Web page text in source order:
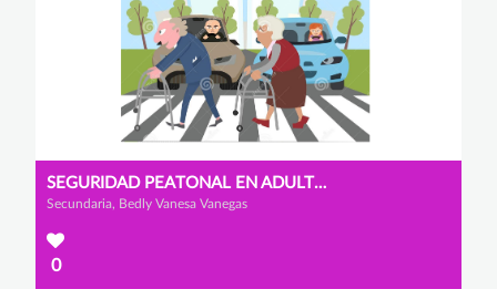
SEGURIDAD PEATONAL EN ADULTOS MAYORES
Secundaria, Bedly Vanesa Vanegas
0